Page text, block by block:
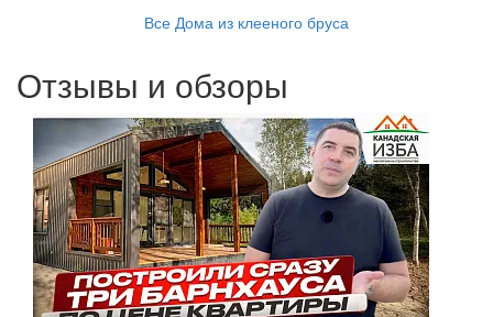
Все Дома из клееного бруса
Отзывы и обзоры